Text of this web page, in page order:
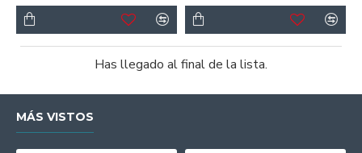
Has llegado al final de la lista.
MÁS VISTOS